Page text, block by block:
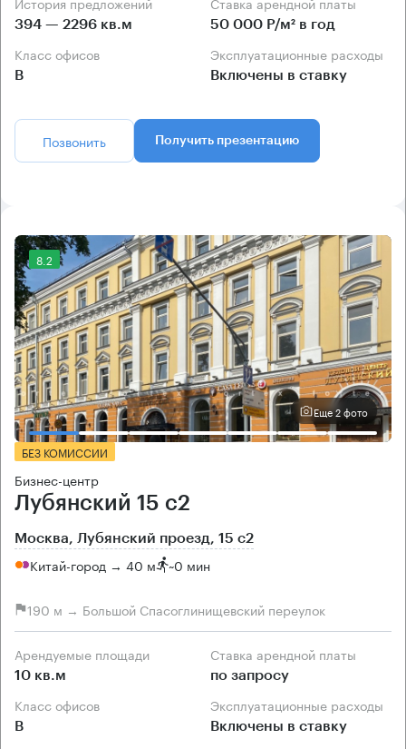
394 — 2296 кв.м 50 000 Р/м² в год
Класс офисов
B
Эксплуатационные расходы
Включены в ставку
Позвонить Получить презентацию
8.2
Еще 2 фото
БЕЗ КОМИССИИ
Бизнес-центр
Лубянский 15 с2
Москва, Лубянский проезд, 15 с2
Китай-город → 40 м ~0 мин
190 м → Большой Спасоглинищевский переулок
Арендуемые площади
10 кв.м
Ставка арендной платы
по запросу
Класс офисов
B
Эксплуатационные расходы
Включены в ставку